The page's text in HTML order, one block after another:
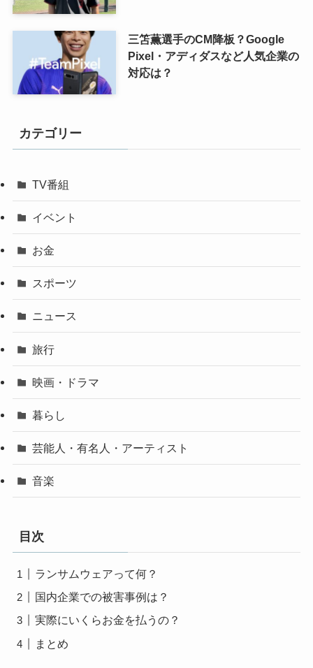
三笘薫選手のCM降板？Google
Pixel・アディダスなど人気企業の
対応は？
カテゴリー
TV番組
イベント
お金
スポーツ
ニュース
旅行
映画・ドラマ
暮らし
芸能人・有名人・アーティスト
音楽
目次
ランサムウェアって何？
国内企業での被害事例は？
実際にいくらお金を払うの？
まとめ